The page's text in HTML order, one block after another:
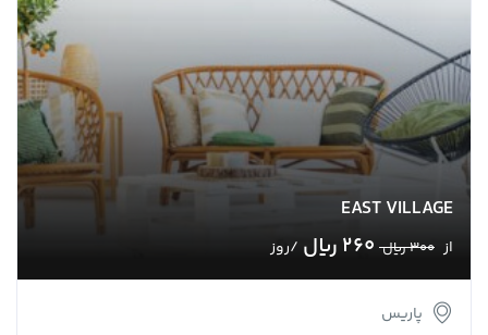
EAST VILLAGE
از 300 ﷼ 260 ﷼ /روز
پاریس